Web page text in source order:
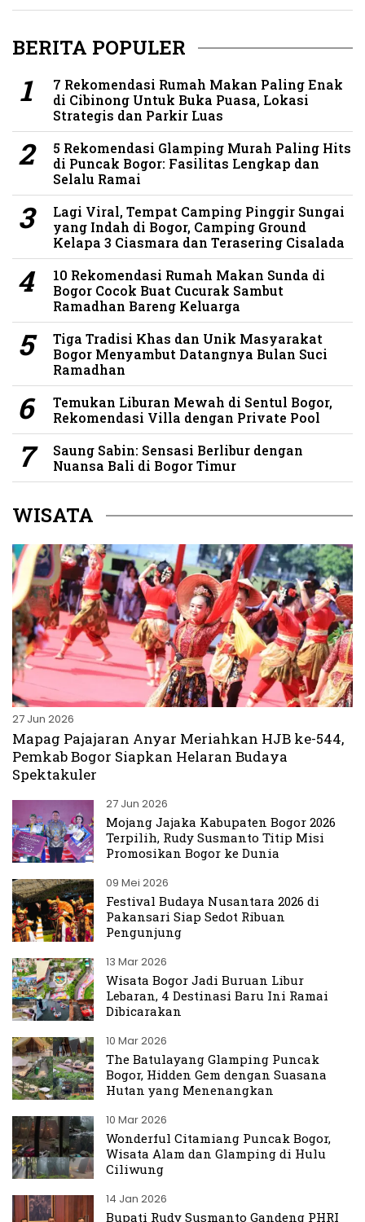
BERITA POPULER
7 Rekomendasi Rumah Makan Paling Enak
di Cibinong Untuk Buka Puasa, Lokasi
Strategis dan Parkir Luas
5 Rekomendasi Glamping Murah Paling Hits
di Puncak Bogor: Fasilitas Lengkap dan
Selalu Ramai
Lagi Viral, Tempat Camping Pinggir Sungai
yang Indah di Bogor, Camping Ground
Kelapa 3 Ciasmara dan Terasering Cisalada
10 Rekomendasi Rumah Makan Sunda di
Bogor Cocok Buat Cucurak Sambut
Ramadhan Bareng Keluarga
Tiga Tradisi Khas dan Unik Masyarakat
Bogor Menyambut Datangnya Bulan Suci
Ramadhan
Temukan Liburan Mewah di Sentul Bogor,
Rekomendasi Villa dengan Private Pool
Saung Sabin: Sensasi Berlibur dengan
Nuansa Bali di Bogor Timur
WISATA
27 Jun 2026
Mapag Pajajaran Anyar Meriahkan HJB ke-544,
Pemkab Bogor Siapkan Helaran Budaya
Spektakuler
27 Jun 2026
Mojang Jajaka Kabupaten Bogor 2026
Terpilih, Rudy Susmanto Titip Misi
Promosikan Bogor ke Dunia
09 Mei 2026
Festival Budaya Nusantara 2026 di
Pakansari Siap Sedot Ribuan
Pengunjung
13 Mar 2026
Wisata Bogor Jadi Buruan Libur
Lebaran, 4 Destinasi Baru Ini Ramai
Dibicarakan
10 Mar 2026
The Batulayang Glamping Puncak
Bogor, Hidden Gem dengan Suasana
Hutan yang Menenangkan
10 Mar 2026
Wonderful Citamiang Puncak Bogor,
Wisata Alam dan Glamping di Hulu
Ciliwung
14 Jan 2026
Bupati Rudy Susmanto Gandeng PHRI